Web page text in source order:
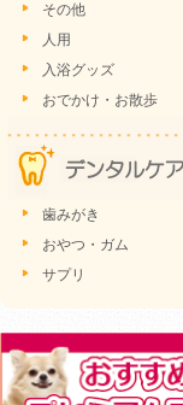
その他
人用
入浴グッズ
おでかけ・お散歩
歯みがき
おやつ・ガム
サプリ